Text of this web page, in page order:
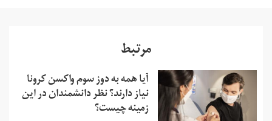
مرتبط
آیا همه به دوز سوم واکسن کرونا
نیاز دارند؟ نظر دانشمندان در این
زمینه چیست؟